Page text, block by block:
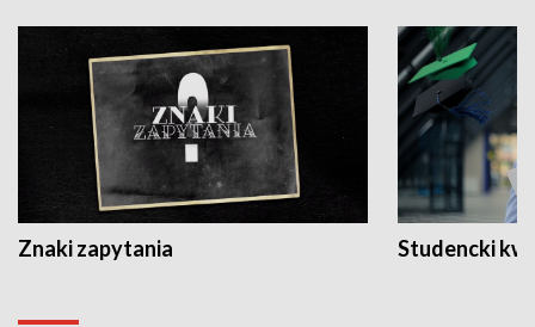
Znaki zapytania Studencki